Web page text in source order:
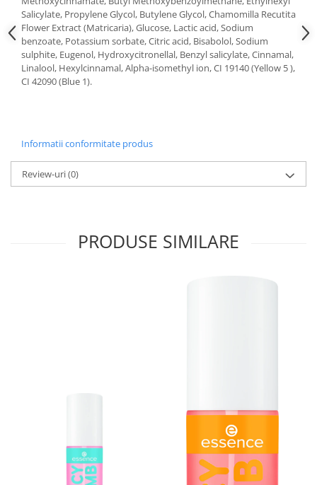
Salicylate, Propylene Glycol, Butylene Glycol, Chamomilla Recutita
Flower Extract (Matricaria), Glucose, Lactic acid, Sodium
benzoate, Potassium sorbate, Citric acid, Bisabolol, Sodium
sulphite, Eugenol, Hydroxycitronellal, Benzyl salicylate, Cinnamal,
Linalool, Hexylcinnamal, Alpha-isomethyl ion, CI 19140 (Yellow 5 ),
CI 42090 (Blue 1).
Informatii conformitate produs
Review-uri(0)
PRODUSE SIMILARE